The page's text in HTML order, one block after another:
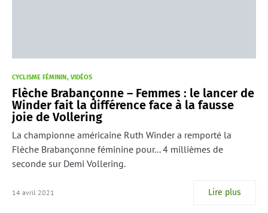
CYCLISME FÉMININ VIDÉOS
Flèche Brabançonne – Femmes : le lancer de
Winder fait la différence face à la fausse
joie de Vollering
La championne américaine Ruth Winder a remporté la
Flèche Brabançonne féminine pour... 4 millièmes de
seconde sur Demi Vollering.
14 avril 2021 Lire plus